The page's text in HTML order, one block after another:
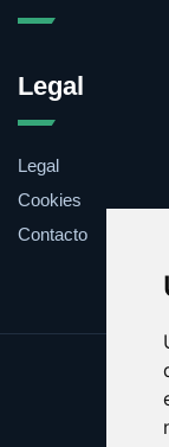
Legal
Legal
Cookies
Contacto